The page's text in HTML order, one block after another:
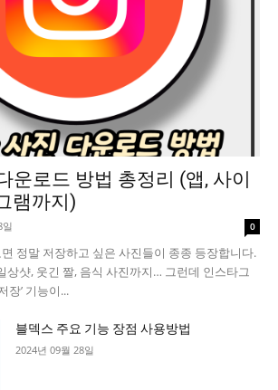
운로드 방법 총정리 (앱, 사이
램까지)
일 0
정말 저장하고 싶은 사진들이 종종 등장합니다.
상샷, 웃긴 짤, 음식 사진까지… 그런데 인스타그
장’ 기능이...
블덱스 주요 기능 장점 사용방법
2024년 09월 28일